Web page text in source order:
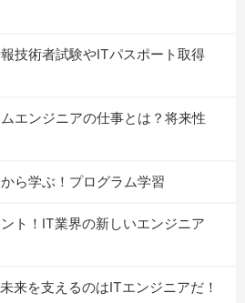
技術者試験やITパスポート取得
エンジニアの仕事とは？将来性
ら学ぶ！プログラム学習
ト！IT業界の新しいエンジニア
来を支えるのはITエンジニアだ！